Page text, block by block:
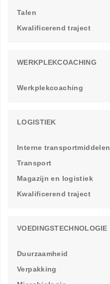
Talen
Kwalificerend traject
WERKPLEKCOACHING
Werkplekcoaching
LOGISTIEK
Interne transportmiddelen
Transport
Magazijn en logistiek
Kwalificerend traject
VOEDINGSTECHNOLOGIE
Duurzaamheid
Verpakking